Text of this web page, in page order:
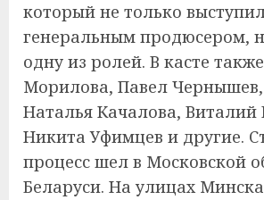
который не только
генеральным продюсером,
одну из ролей. В касте
Морилова, Павел Чернышев,
Наталья Качалова, Виталий
Никита Уфимцев и другие.
процесс шел в Московской
Беларуси. На улицах